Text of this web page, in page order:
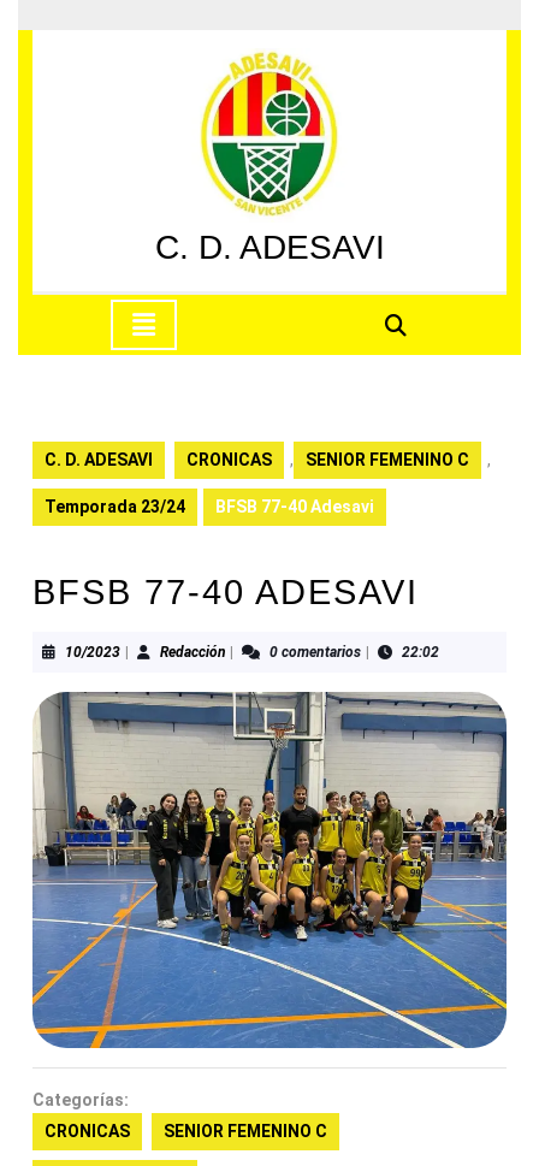
al
C. D. ADESAVI
apertura
C. D. ADESAVI CRONICAS , SENIOR FEMENINO C ,
Temporada 23/24 BFSB 77-40 Adesavi
BFSB 77-40 ADESAVI
10/202310/2023RedacciónRedacción0 comentarios 22:02
Categorías:
CRONICAS
SENIOR FEMENINO C